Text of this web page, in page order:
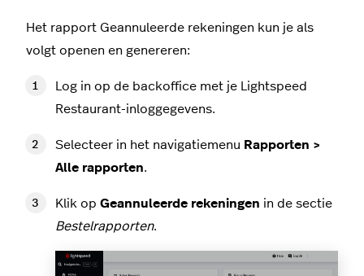
Het rapport Geannuleerde rekeningen kun je als
volgt openen en genereren:
Log in op de backoffice met je Lightspeed
Restaurant-inloggegevens.
Selecteer in het navigatiemenu Rapporten >
Alle rapporten.
Klik op Geannuleerde rekeningen in de sectie
Bestelrapporten.